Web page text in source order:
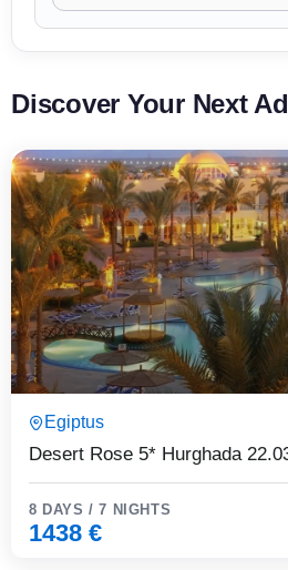
Discover Your Next
Egiptus
Desert Rose 5* Hurghada
8 DAYS / 7 NIGHTS
1438 €